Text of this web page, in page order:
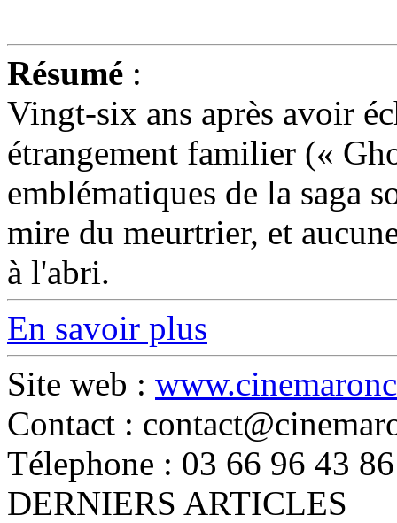
Résumé :
Vingt-six ans après avoir
étrangement familier («
emblématiques de la saga
mire du meurtrier, et
à l'abri.
En savoir plus
Site web :
Contact :
Télephone : 03 66 96 43 86
DERNIERS ARTICLES